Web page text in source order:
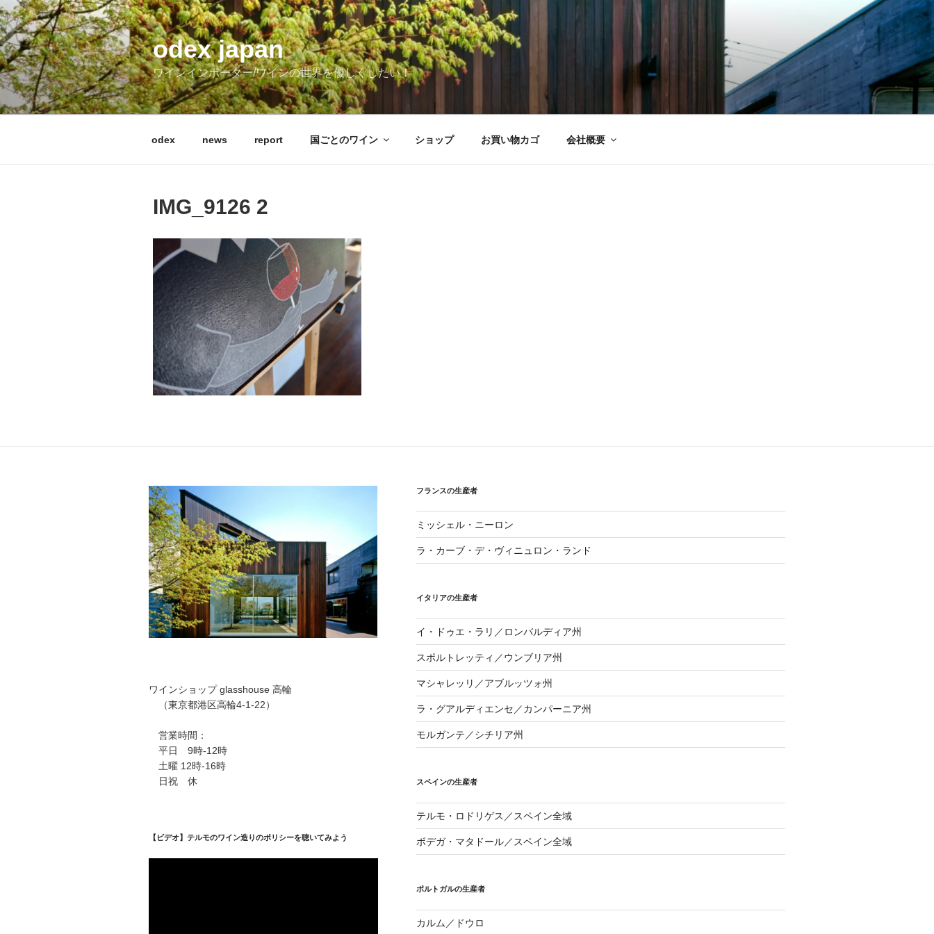
コ
ン
テ
ン
ツ
へ
ス
odex japan
ワインインポーター/ワインの世界を優しくしたい！
odex news report 国ごとのワイン ショップ お買い物カゴ 会社概要
IMG_9126 2
ワインショップ glasshouse 高輪
（東京都港区高輪4-1-22）
営業時間：
平日 9時-12時
土曜 12時-16時
日祝 休
【ビデオ】テルモのワイン造りのポリシーを聴いてみよう
フランスの生産者
ミッシェル・ニーロン
ラ・カーブ・デ・ヴィニュロン・ランド
イタリアの生産者
イ・ドゥエ・ラリ／ロンバルディア州
スポルトレッティ／ウンブリア州
マシャレッリ／アブルッツォ州
ラ・グアルディエンセ／カンパーニア州
モルガンテ／シチリア州
スペインの生産者
テルモ・ロドリゲス／スペイン全域
ボデガ・マタドール／スペイン全域
ポルトガルの生産者
カルム／ドウロ